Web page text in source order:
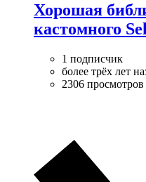
Хорошая
кастомного
1 подписчик
более трёх лет
2306 просмотров